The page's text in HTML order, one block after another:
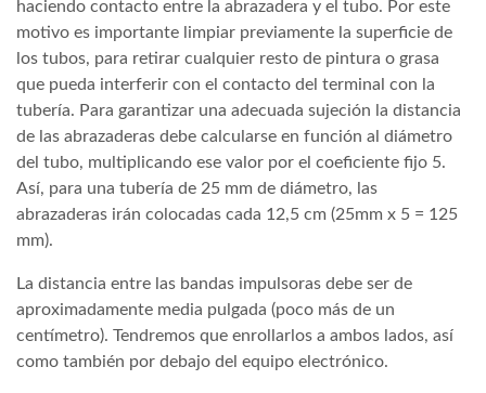
haciendo contacto entre la abrazadera y el tubo. Por este
motivo es importante limpiar previamente la superficie de
los tubos, para retirar cualquier resto de pintura o grasa
que pueda interferir con el contacto del terminal con la
tubería. Para garantizar una adecuada sujeción la distancia
de las abrazaderas debe calcularse en función al diámetro
del tubo, multiplicando ese valor por el coeficiente fijo 5.
Así, para una tubería de 25 mm de diámetro, las
abrazaderas irán colocadas cada 12,5 cm (25mm x 5 = 125
mm).
La distancia entre las bandas impulsoras debe ser de
aproximadamente media pulgada (poco más de un
centímetro). Tendremos que enrollarlos a ambos lados, así
como también por debajo del equipo electrónico.